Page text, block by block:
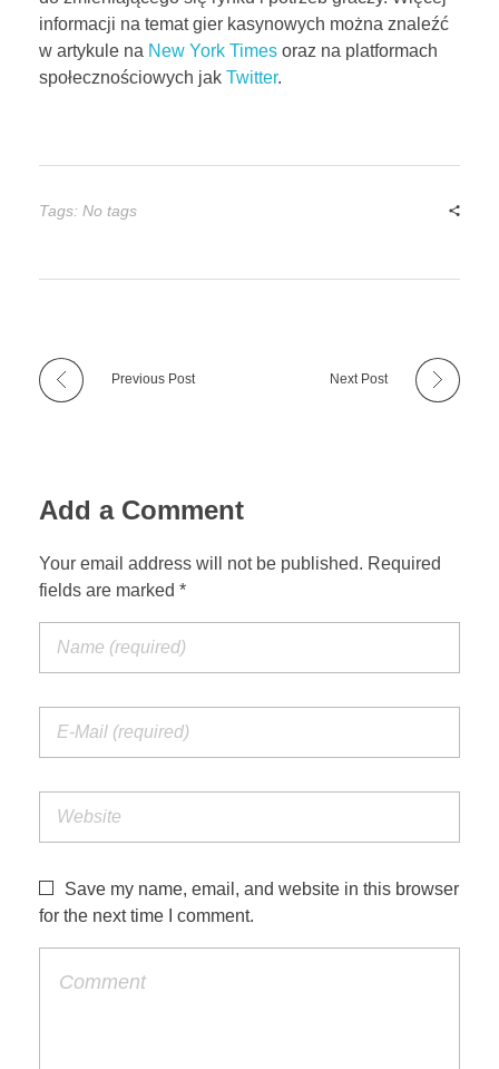
informacji na temat gier kasynowych można znaleźć
w artykule na New York Times oraz na platformach
społecznościowych jak Twitter.
Tags: No tags
Previous Post Next Post
Add a Comment
Your email address will not be published. Required
fields are marked *
Save my name, email, and website in this browser
for the next time I comment.